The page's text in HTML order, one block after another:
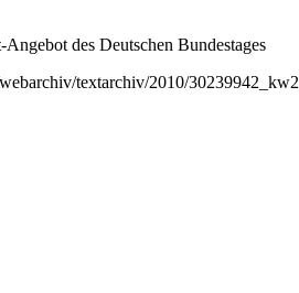
des Deutschen Bundestages
textarchiv/2010/